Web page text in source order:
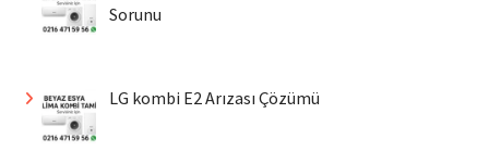
Sorunu
LG kombi E2 Arızası Çözümü